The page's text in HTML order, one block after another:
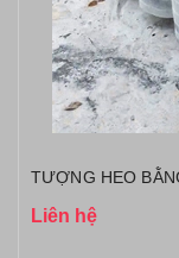
TƯỢNG HEO
Liên hệ